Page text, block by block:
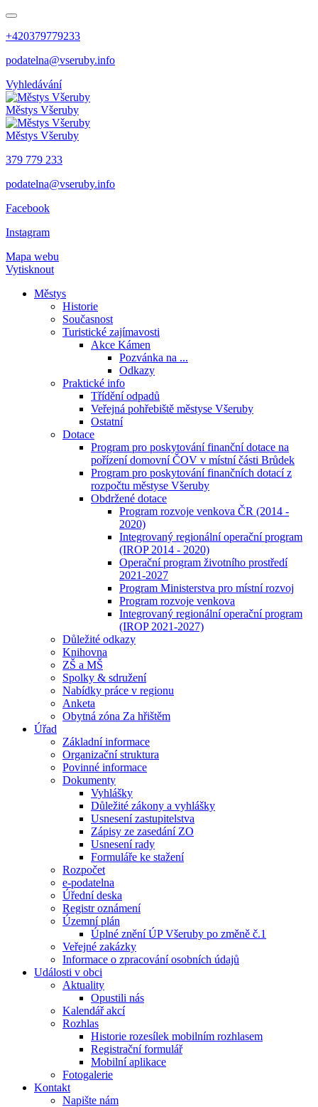
+420379779233
podatelna@vseruby.info
Vyhledávání
Městys Všeruby
Městys Všeruby
379 779 233
podatelna@vseruby.info
Facebook
Instagram
Mapa webu
Vytisknout
Městys
Historie
Současnost
Turistické zajímavosti
Akce Kámen
Pozvánka na ...
Odkazy
Praktické info
Třídění odpadů
Veřejná pohřebiště městyse Všeruby
Ostatní
Dotace
Program pro poskytování finanční dotace na
pořízení domovní ČOV v místní části Brůdek
Program pro poskytování finančních dotací z
rozpočtu městyse Všeruby
Obdržené dotace
Program rozvoje venkova ČR (2014 -
2020)
Integrovaný regionální operační program
(IROP 2014 - 2020)
Operační program životního prostředí
2021-2027
Program Ministerstva pro místní rozvoj
Program rozvoje venkova
Integrovaný regionální operační program
(IROP 2021-2027)
Důležité odkazy
Knihovna
ZŠ a MŠ
Spolky & sdružení
Nabídky práce v regionu
Anketa
Obytná zóna Za hřištěm
Úřad
Základní informace
Organizační struktura
Povinné informace
Dokumenty
Vyhlášky
Důležité zákony a vyhlášky
Usnesení zastupitelstva
Zápisy ze zasedání ZO
Usnesení rady
Formuláře ke stažení
Rozpočet
e-podatelna
Úřední deska
Registr oznámení
Územní plán
Úplné znění ÚP Všeruby po změně č.1
Veřejné zakázky
Informace o zpracování osobních údajů
Události v obci
Aktuality
Opustili nás
Kalendář akcí
Rozhlas
Historie rozesílek mobilním rozhlasem
Registrační formulář
Mobilní aplikace
Fotogalerie
Kontakt
Napište nám